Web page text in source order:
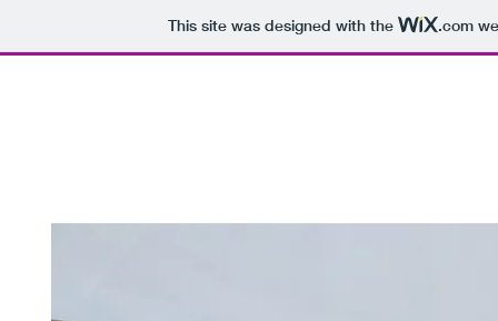
This site was designed with the .com